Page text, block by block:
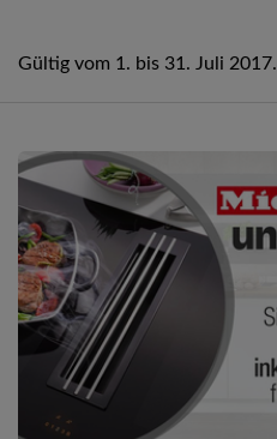
Gültig vom 1. bis 31. Juli 2017.